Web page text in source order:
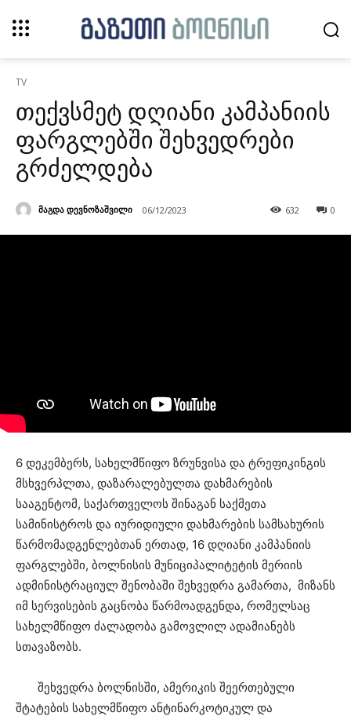
TV
თექვსმეტ დღიანი კამპანიის
ფარგლებში შეხვედრები
გრძელდება
მაგდა დევნოზაშვილი 06/12/2023 0
632
6 დეკემბერს, სახელმწიფო ზრუნვისა და ტრეფიკინგის
მსხვერპლთა, დაზარალებულთა დახმარების
სააგენტომ, საქართველოს შინაგან საქმეთა
სამინისტროს და იურიდიული დახმარების სამსახურის
წარმომადგენლებთან ერთად, 16 დღიანი კამპანიის
ფარგლებში, ბოლნისის მუნიციპალიტეტის მერიის
ადმინისტრაციულ შენობაში შეხვედრა გამართა, მიზანს
იმ სერვისების გაცნობა წარმოადგენდა, რომელსაც
სახელმწიფო ძალადობა გამოვლილ ადამიანებს
სთავაზობს.
შეხვედრა ბოლნისში, ამერიკის შეერთებული
შტატების სახელმწიფო ანტინარკოტიკულ და